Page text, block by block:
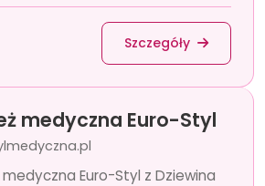
Szczegóły
medyczna Euro-Styl
Euro-Styl z Dziewina